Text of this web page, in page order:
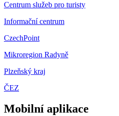
Centrum služeb pro turisty
Informační centrum
CzechPoint
Mikroregion Radyně
Plzeňský kraj
ČEZ
Mobilní aplikace